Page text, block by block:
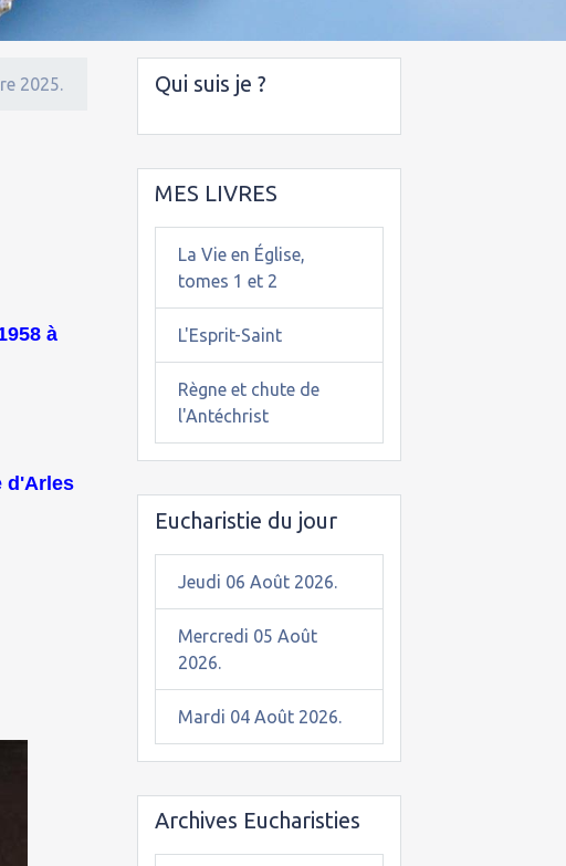
2025.
à
d'Arles
Qui suis je ?
MES LIVRES
La Vie en Église,
tomes 1 et 2
L'Esprit-Saint
Règne et chute de
l'Antéchrist
Eucharistie du jour
Jeudi 06 Août 2026.
Mercredi 05 Août
2026.
Mardi 04 Août 2026.
Archives Eucharisties